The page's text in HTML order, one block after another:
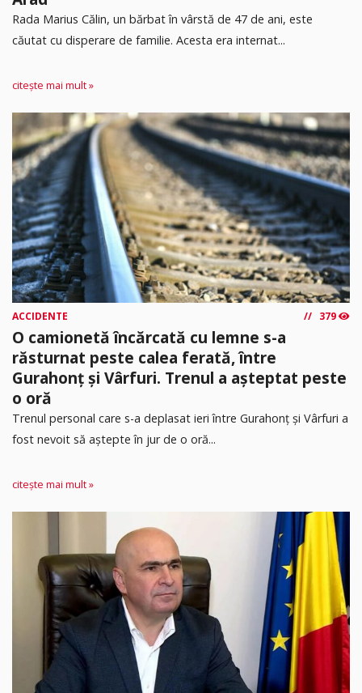
Rada Marius Călin, un bărbat în vârstă de 47 de ani, este
căutat cu disperare de familie. Acesta era internat...
citește mai mult »
ACCIDENTE 379
O camionetă încărcată cu lemne s-a
răsturnat peste calea ferată, între
Gurahonț și Vârfuri. Trenul a așteptat peste
o oră
Trenul personal care s-a deplasat ieri între Gurahonț și Vârfuri a
fost nevoit să aștepte în jur de o oră...
citește mai mult »